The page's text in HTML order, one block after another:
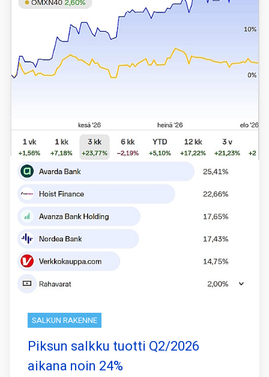
SALKUN RAKENNE
Piksun salkku tuotti Q2/2026
aikana noin 24%